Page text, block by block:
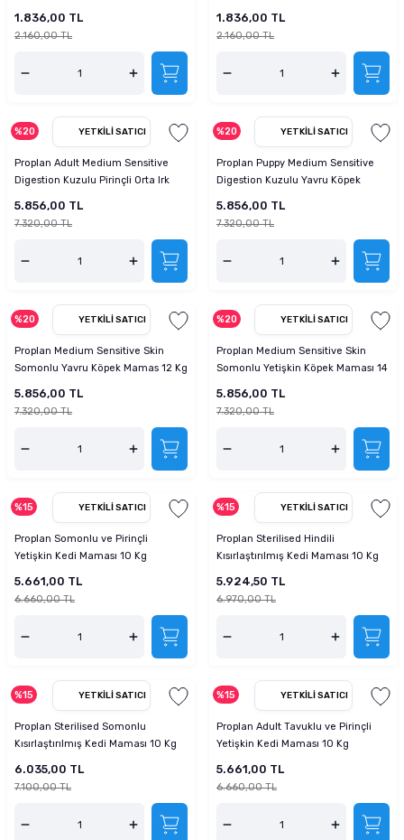
1.836,00 TL
2.160,00 TL
1.836,00 TL
2.160,00 TL
%20 YETKILI SATICI
Proplan Adult Medium Sensitive
Digestion Kuzulu Pirinçli Orta Irk
5.856,00 TL
7.320,00 TL
%20 YETKILI SATICI
Proplan Puppy Medium Sensitive
Digestion Kuzulu Yavru Köpek
5.856,00 TL
7.320,00 TL
%20 YETKILI SATICI
Proplan Medium Sensitive Skin
Somonlu Yavru Köpek Mamas 12 Kg
5.856,00 TL
7.320,00 TL
%20 YETKILI SATICI
Proplan Medium Sensitive Skin
Somonlu Yetişkin Köpek Maması 14
5.856,00 TL
7.320,00 TL
%15 YETKILI SATICI
Proplan Somonlu ve Pirinçli
Yetişkin Kedi Maması 10 Kg
5.661,00 TL
6.660,00 TL
%15 YETKILI SATICI
Proplan Sterilised Hindili
Kısırlaştırılmış Kedi Maması 10 Kg
5.924,50 TL
6.970,00 TL
%15 YETKILI SATICI
Proplan Sterilised Somonlu
Kısırlaştırılmış Kedi Maması 10 Kg
6.035,00 TL
7.100,00 TL
%15 YETKILI SATICI
Proplan Adult Tavuklu ve Pirinçli
Yetişkin Kedi Maması 10 Kg
5.661,00 TL
6.660,00 TL